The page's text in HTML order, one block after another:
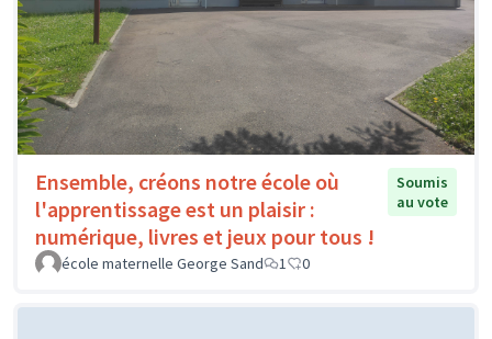
Ensemble, créons notre école où
l'apprentissage est un plaisir :
numérique, livres et jeux pour tous !
Soumis
au vote
école maternelle George Sand 1 0